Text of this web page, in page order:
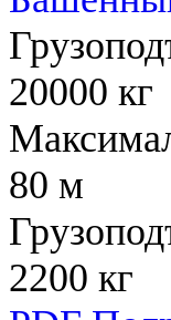
20000 кг
80 м
2200 кг